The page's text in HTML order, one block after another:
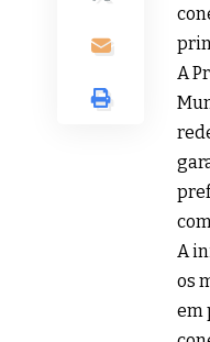
A
A
os
em